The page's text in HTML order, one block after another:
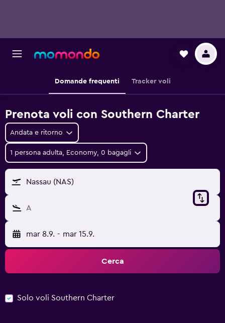
Domande frequenti Tracker voli
Prenota voli con Southern Charter
Andata e ritorno
1 persona adulta, Economy, 0 bagagli
Nassau (NAS)
A
mar 8.9. - mar 15.9.
Cerca
Solo voli Southern Charter